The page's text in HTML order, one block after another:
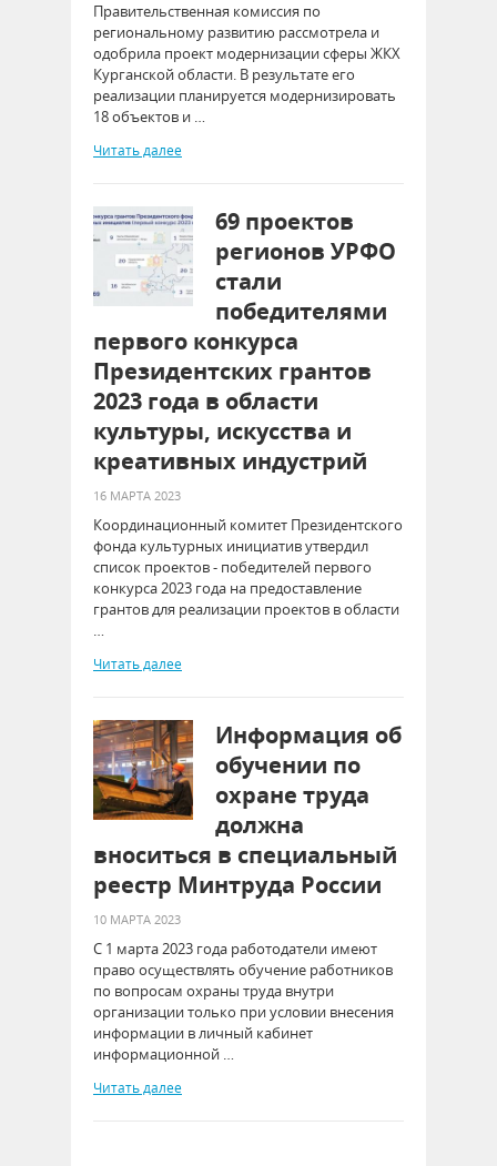
Правительственная комиссия по
региональному развитию рассмотрела и
одобрила проект модернизации сферы ЖКХ
Курганской области. В результате его
реализации планируется модернизировать
18 объектов и …
Читать далее
69 проектов
регионов УРФО
стали
победителями
первого конкурса
Президентских грантов
2023 года в области
культуры, искусства и
креативных индустрий
16 МАРТА 2023
Координационный комитет Президентского
фонда культурных инициатив утвердил
список проектов ‒ победителей первого
конкурса 2023 года на предоставление
грантов для реализации проектов в области
…
Читать далее
Информация об
обучении по
охране труда
должна
вноситься в специальный
реестр Минтруда России
10 МАРТА 2023
С 1 марта 2023 года работодатели имеют
право осуществлять обучение работников
по вопросам охраны труда внутри
организации только при условии внесения
информации в личный кабинет
информационной …
Читать далее